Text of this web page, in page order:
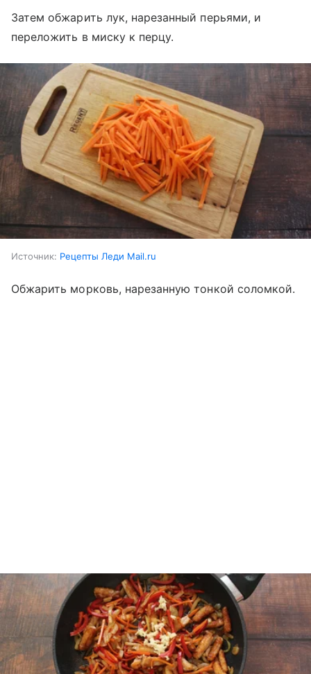
Затем обжарить лук, нарезанный перьями, и
переложить в миску к перцу.
Источник: Рецепты Леди Mail.ru
Обжарить морковь, нарезанную тонкой соломкой.